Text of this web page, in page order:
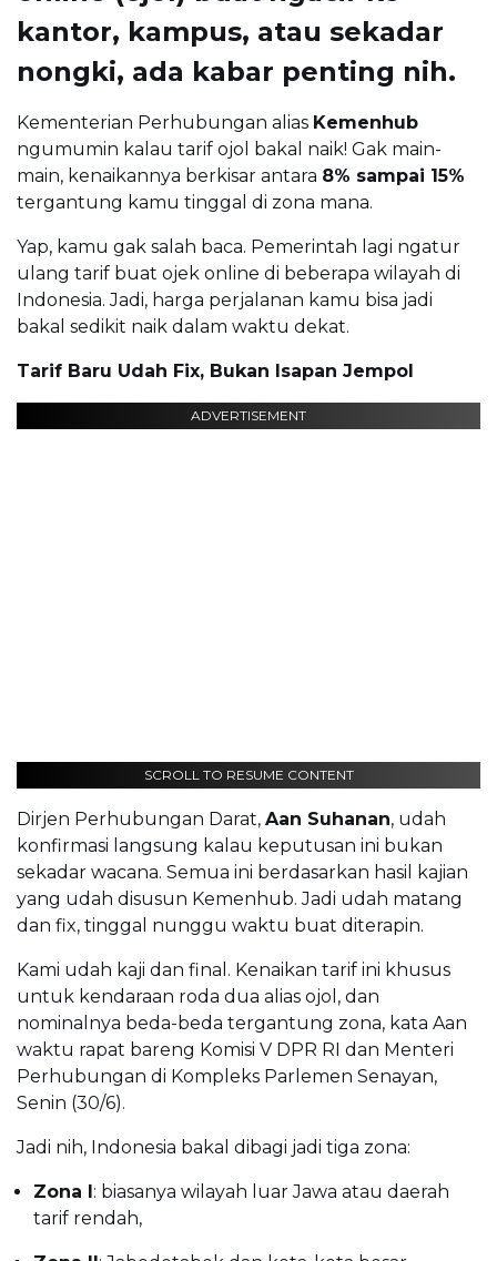
kantor, kampus, atau sekadar
nongki, ada kabar penting nih.
Kementerian Perhubungan alias Kemenhub
ngumumin kalau tarif ojol bakal naik! Gak main-
main, kenaikannya berkisar antara 8% sampai 15%
tergantung kamu tinggal di zona mana.
Yap, kamu gak salah baca. Pemerintah lagi ngatur
ulang tarif buat ojek online di beberapa wilayah di
Indonesia. Jadi, harga perjalanan kamu bisa jadi
bakal sedikit naik dalam waktu dekat.
Tarif Baru Udah Fix, Bukan Isapan Jempol
ADVERTISEMENT
SCROLL TO RESUME CONTENT
Dirjen Perhubungan Darat, Aan Suhanan, udah
konfirmasi langsung kalau keputusan ini bukan
sekadar wacana. Semua ini berdasarkan hasil kajian
yang udah disusun Kemenhub. Jadi udah matang
dan fix, tinggal nunggu waktu buat diterapin.
Kami udah kaji dan final. Kenaikan tarif ini khusus
untuk kendaraan roda dua alias ojol, dan
nominalnya beda-beda tergantung zona, kata Aan
waktu rapat bareng Komisi V DPR RI dan Menteri
Perhubungan di Kompleks Parlemen Senayan,
Senin (30/6).
Jadi nih, Indonesia bakal dibagi jadi tiga zona:
Zona I: biasanya wilayah luar Jawa atau daerah
tarif rendah,